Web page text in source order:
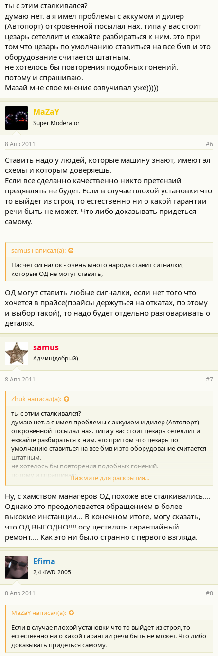
ты с этим сталкивался?
думаю нет. а я имел проблемы с аккумом и дилер
(Автопорт) откровенной посылал нах. типа у вас стоит
цезарь сетеллит и езжайте разбираться к ним. это при
том что цезарь по умолчанию ставиться на все бмв и это
оборудование считается штатным.
не хотелось бы повторения подобных гонений.
потому и спрашиваю.
Мазай мне свое мнение озвучивал уже)))))
MaZaY
Super Moderator
8 Апр 2011 #6
Cтавить надо у людей, которые машину знают, имеют эл
схемы и которым доверяешь.
Если все сделанно качественно никто претензий
предявлять не будет. Если в случае плохой установки что
то выйдет из строя, то естественно ни о какой гарантии
речи быть не может. Что либо доказывать придеться
самому.
samus написал(а):
Насчет сигналок - очень много народа ставит сигналки,
которые ОД не могут ставить,
ОД могут ставить любые сигналки, если нет того что
хочется в прайсе(прайсы держуться на откатах, по этому
и выбор такой), то надо будет отдельно разговаривать о
деталях.
samus
Админ(добрый)
8 Апр 2011 #7
Zhuk написал(а):
ты с этим сталкивался?
думаю нет. а я имел проблемы с аккумом и дилер (Автопорт)
откровенной посылал нах. типа у вас стоит цезарь сетеллит и
езжайте разбираться к ним. это при том что цезарь по
умолчанию ставиться на все бмв и это оборудование считается
штатным.
не хотелось бы повторения подобных гонений.
потому и спрашиваю.
Мазай мне свое мнение озвучивал уже)))))
Нажмите для раскрытия...
Ну, с хамством манагеров ОД похоже все сталкивались....
Однако это преодолевается обращением в более
высокие инстанции... В конечном итоге, могу сказать,
что ОД ВЫГОДНО!!!! осуществлять гарантийный
ремонт.... Как это ни было странно с первого взгляда.
Efima
2,4 4WD 2005
8 Апр 2011 #8
MaZaY написал(а):
Если в случае плохой установки что то выйдет из строя, то
естественно ни о какой гарантии речи быть не может. Что либо
доказывать придеться самому.